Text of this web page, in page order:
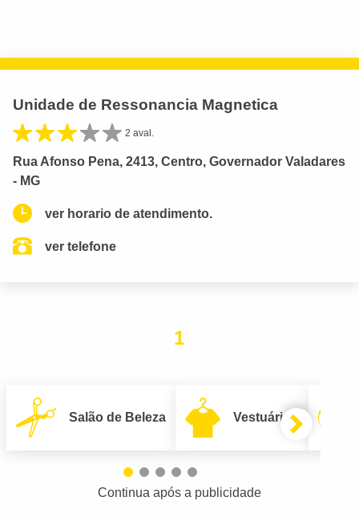
Unidade de Ressonancia Magnetica
2 aval.
Rua Afonso Pena, 2413, Centro, Governador Valadares
- MG
ver horario de atendimento.
ver telefone
1
Salão de Beleza Vestuário
Continua após a publicidade